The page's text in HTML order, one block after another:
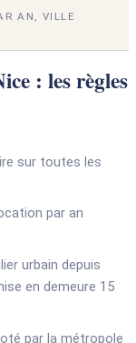
AN, VILLE
: les règles
sur toutes les
par an
urbain depuis
en demeure 15
par la métropole